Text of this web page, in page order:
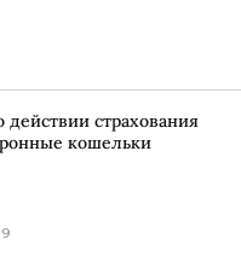
действии страхования
кошельки